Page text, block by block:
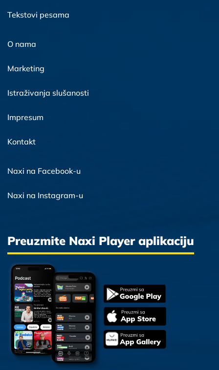
Tekstovi pesama
O nama
Marketing
Istraživanja slušanosti
Impresum
Kontakt
Naxi na Facebook-u
Naxi na Instagram-u
Preuzmite Naxi Player aplikaciju